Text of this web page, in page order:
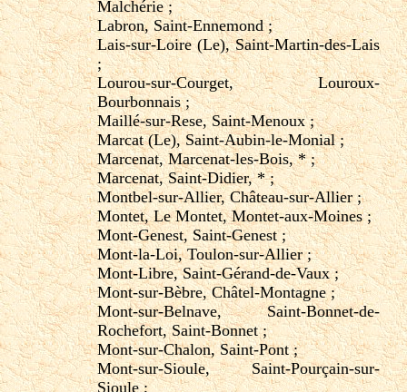
Malchérie ;
Labron, Saint-Ennemond ;
Lais-sur-Loire (Le), Saint-Martin-des-Lais
;
Lourou-sur-Courget, Louroux-
Bourbonnais ;
Maillé-sur-Rese, Saint-Menoux ;
Marcat (Le), Saint-Aubin-le-Monial ;
Marcenat, Marcenat-les-Bois, * ;
Marcenat, Saint-Didier, * ;
Montbel-sur-Allier, Château-sur-Allier ;
Montet, Le Montet, Montet-aux-Moines ;
Mont-Genest, Saint-Genest ;
Mont-la-Loi, Toulon-sur-Allier ;
Mont-Libre, Saint-Gérand-de-Vaux ;
Mont-sur-Bèbre, Châtel-Montagne ;
Mont-sur-Belnave, Saint-Bonnet-de-
Rochefort, Saint-Bonnet ;
Mont-sur-Chalon, Saint-Pont ;
Mont-sur-Sioule, Saint-Pourçain-sur-
Sioule ;